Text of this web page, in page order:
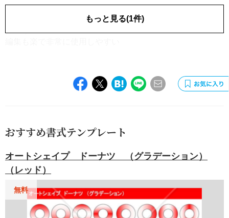
男性／40代もっと見る(1件)
おすすめ書式テンプレート
オートシェイプ ドーナツ （グラデーション）
（レッド）
無料